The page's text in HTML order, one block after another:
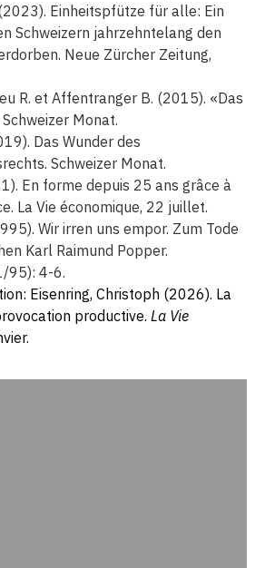
Einheitspfütze für alle: Ein
Schweizern jahrzehntelang den
Neue Zürcher Zeitung,
R. et Affentranger B. (2015). «Das
Monat.
Das Wunder des
Schweizer Monat.
En forme depuis 25 ans grâce à
La Vie économique, 22 juillet.
Wir irren uns empor. Zum Tode
Karl Raimund Popper.
95): 4-6.
Eisenring, Christoph (2026). La
productive. La Vie